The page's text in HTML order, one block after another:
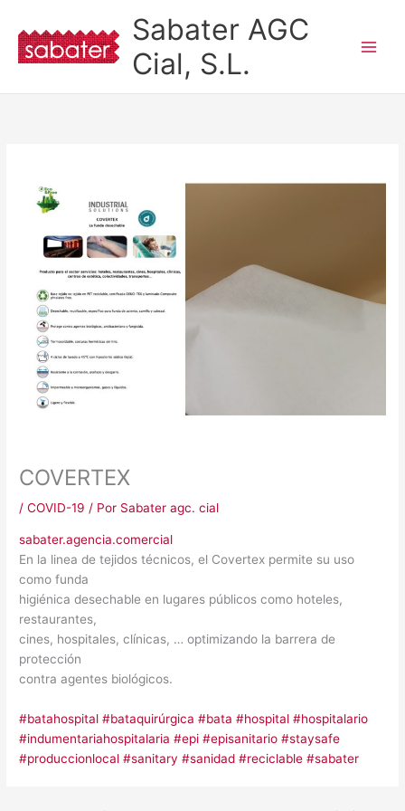
contenido
Sabater AGC
Cial, S.L.
COVERTEX
/COVID-19 / Por Sabater agc. cial
sabater.agencia.comercial
En la linea de tejidos técnicos, el Covertex permite su uso
como funda
higiénica desechable en lugares públicos como hoteles,
restaurantes,
cines, hospitales, clínicas, … optimizando la barrera de
protección
contra agentes biológicos.
#batahospital #bataquirúrgica #bata #hospital #hospitalario
#indumentariahospitalaria #epi #episanitario #staysafe
#produccionlocal #sanitary #sanidad #reciclable #sabater